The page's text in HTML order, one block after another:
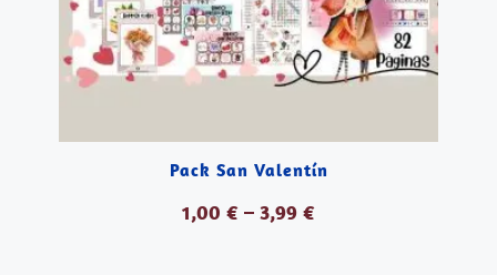
Pack San Valentín
1,00 € – 3,99 €